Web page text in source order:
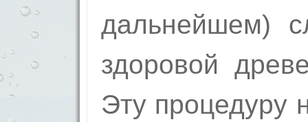
дальнейшем)
здоровой
Эту процедуру